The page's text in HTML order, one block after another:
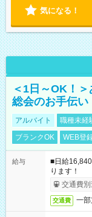
気になる！
＜1日～OK！
総会のお手伝い
アルバイト 職種未経
ブランクOK
WEB登
給与
■日給
ります！
交通費別
交通費 一